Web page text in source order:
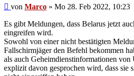
Beitrag
von Marco » Mo 28. Feb 2022, 10:23
Es gibt Meldungen, dass Belarus jetzt
eingreifen wird.
Sowohl von einer nicht bestätigten
Fallschirmjäger den Befehl bekommen
als auch Geheimdienstinformationen
explizit davon gesprochen wird, dass sie